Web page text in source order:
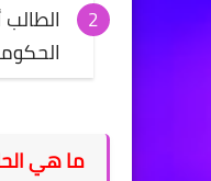
ما هي